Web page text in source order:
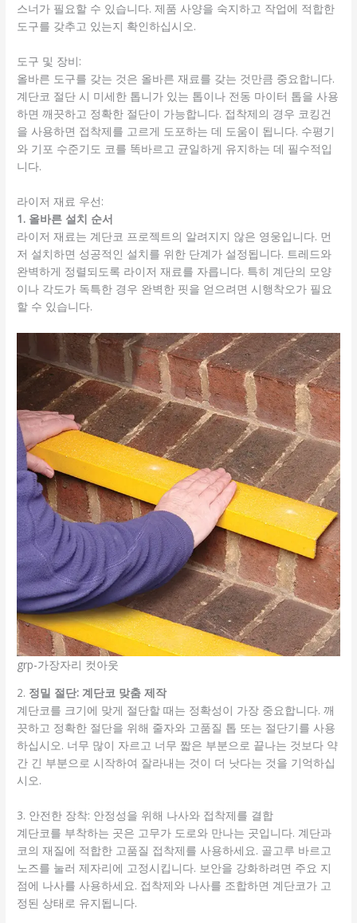
스너가 필요할 수 있습니다. 제품 사양을 숙지하고 작업에 적합한
도구를 갖추고 있는지 확인하십시오.
도구 및 장비:
올바른 도구를 갖는 것은 올바른 재료를 갖는 것만큼 중요합니다.
계단코 절단 시 미세한 톱니가 있는 톱이나 전동 마이터 톱을 사용
하면 깨끗하고 정확한 절단이 가능합니다. 접착제의 경우 코킹건
을 사용하면 접착제를 고르게 도포하는 데 도움이 됩니다. 수평기
와 기포 수준기도 코를 똑바르고 균일하게 유지하는 데 필수적입
니다.
라이저 재료 우선:
1. 올바른 설치 순서
라이저 재료는 계단코 프로젝트의 알려지지 않은 영웅입니다. 먼
저 설치하면 성공적인 설치를 위한 단계가 설정됩니다. 트레드와
완벽하게 정렬되도록 라이저 재료를 자릅니다. 특히 계단의 모양
이나 각도가 독특한 경우 완벽한 핏을 얻으려면 시행착오가 필요
할 수 있습니다.
grp-가장자리 컷아웃
2. 정밀 절단: 계단코 맞춤 제작
계단코를 크기에 맞게 절단할 때는 정확성이 가장 중요합니다. 깨
끗하고 정확한 절단을 위해 줄자와 고품질 톱 또는 절단기를 사용
하십시오. 너무 많이 자르고 너무 짧은 부분으로 끝나는 것보다 약
간 긴 부분으로 시작하여 잘라내는 것이 더 낫다는 것을 기억하십
시오.
3. 안전한 장착: 안정성을 위해 나사와 접착제를 결합
계단코를 부착하는 곳은 고무가 도로와 만나는 곳입니다. 계단과
코의 재질에 적합한 고품질 접착제를 사용하세요. 골고루 바르고
노즈를 눌러 제자리에 고정시킵니다. 보안을 강화하려면 주요 지
점에 나사를 사용하세요. 접착제와 나사를 조합하면 계단코가 고
정된 상태로 유지됩니다.